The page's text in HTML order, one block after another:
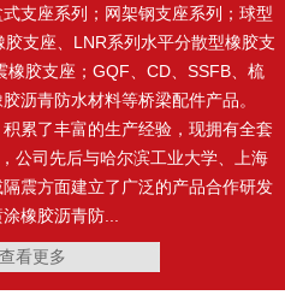
橡塑止水带
施工缝用橡胶止水带
支座系列；网架钢支座系列；球型
支座、LNR系列水平分散型橡胶支
胶支座；GQF、CD、SSFB、梳
沥青防水材料等桥梁配件产品。
了丰富的生产经验，现拥有全套
公司先后与哈尔滨工业大学、上海
震方面建立了广泛的产品合作研发
橡胶沥青防...
看更多